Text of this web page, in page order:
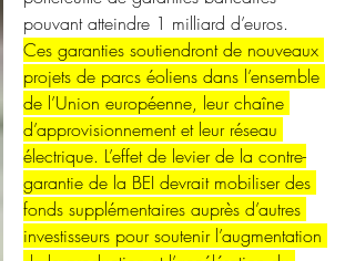
pouvant atteindre 1 milliard d’euros.
Ces garanties soutiendront de nouveaux
projets de parcs éoliens dans l’ensemble
de l’Union européenne, leur chaîne
d’approvisionnement et leur réseau
électrique. L’effet de levier de la contre-
garantie de la BEI devrait mobiliser des
fonds supplémentaires auprès d’autres
investisseurs pour soutenir l’augmentation